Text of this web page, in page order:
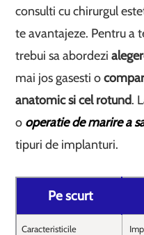
consulti cu chirurgul
te avantajeze. Pentru a
trebui sa abordezi
mai jos gasesti o
anatomic si cel rotund.
o operatie de marire a
tipuri de implanturi.
Pe scurt
Caracteristicile